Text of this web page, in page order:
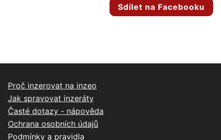
Sdílet na Facebooku
Proč inzerovat na inzeo
Jak spravovat inzeráty
Časté dotazy - nápověda
Ochrana osobních údajů
Podmínky a pravidla